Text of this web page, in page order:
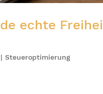
echte
|Steueroptimierung